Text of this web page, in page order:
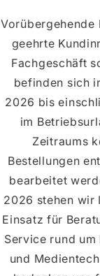
Vorübergehende
geehrte
Fachgeschäft
befinden sich
2026 bis
im
Zeitraums
Bestellungen
bearbeitet
2026 stehen wir
Einsatz für
Service rund
und